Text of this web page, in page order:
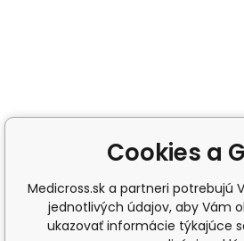
Cookies a
Medicross.sk a partneri potrebujú
jednotlivých údajov, aby Vám
ukazovať informácie týkajúce